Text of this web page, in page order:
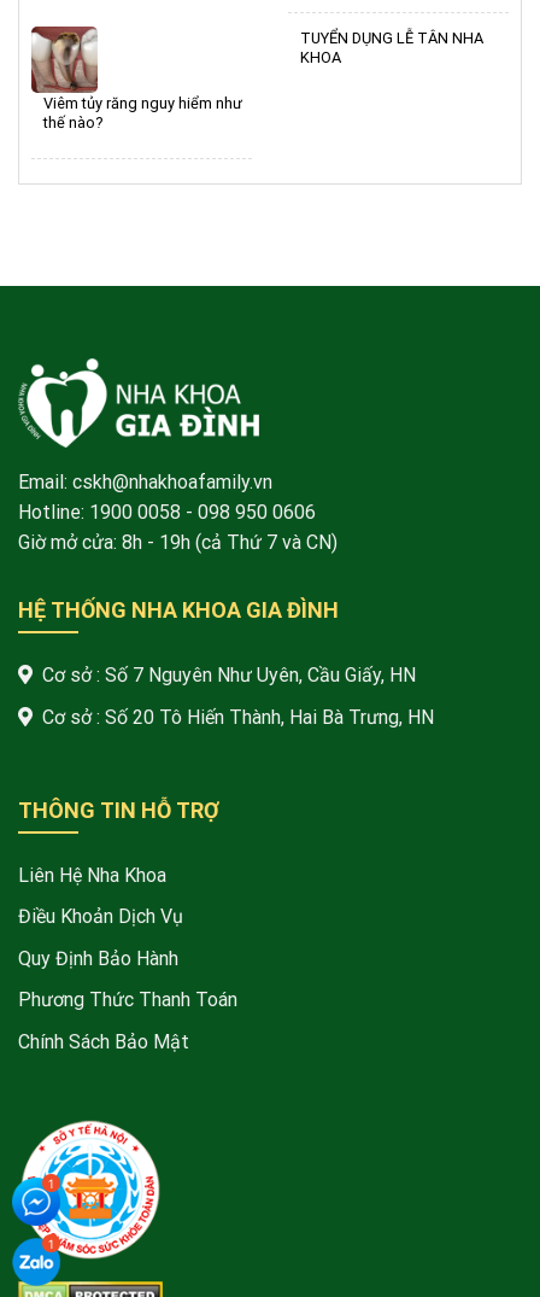
Viêm tủy răng nguy hiểm như
thế nào?
TUYỂN DỤNG LỄ TÂN NHA
KHOA
Email: cskh@nhakhoafamily.vn
Hotline: 1900 0058 - 098 950 0606
Giờ mở cửa: 8h - 19h (cả Thứ 7 và CN)
HỆ THỐNG NHA KHOA GIA ĐÌNH
Cơ sở : Số 7 Nguyên Như Uyên, Cầu Giấy, HN
Cơ sở : Số 20 Tô Hiến Thành, Hai Bà Trưng, HN
THÔNG TIN HỖ TRỢ
Liên Hệ Nha Khoa
Điều Khoản Dịch Vụ
Quy Định Bảo Hành
Phương Thức Thanh Toán
Chính Sách Bảo Mật